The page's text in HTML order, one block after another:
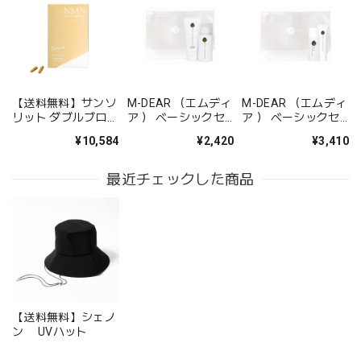
【送料無料】サンソ
リット ダブルブロッ
¥10,584
M-DEAR （エムディ
ア ） ベーシックセ
¥2,420
M-DEAR （エムディ
ア ） ベーシックセ
¥3,410
最近チェックした商品
【送料無料】シェノ
ン UVハット